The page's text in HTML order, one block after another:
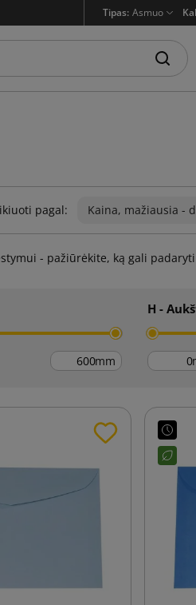
Tipas: Asmuo
pagal: Kaina, mažiausia -
- pažiūrėkite, ką gali
mm
H -